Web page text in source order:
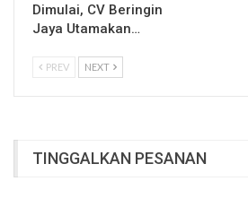
Dimulai, CV Beringin
Jaya Utamakan…
PREV NEXT
TINGGALKAN PESANAN